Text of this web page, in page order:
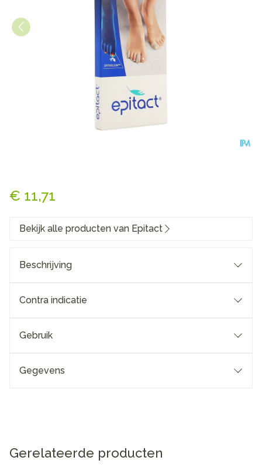
€ 11,71
Bekijk alle producten van Epitact
Beschrijving
Contra indicatie
Gebruik
Gegevens
Gerelateerde producten